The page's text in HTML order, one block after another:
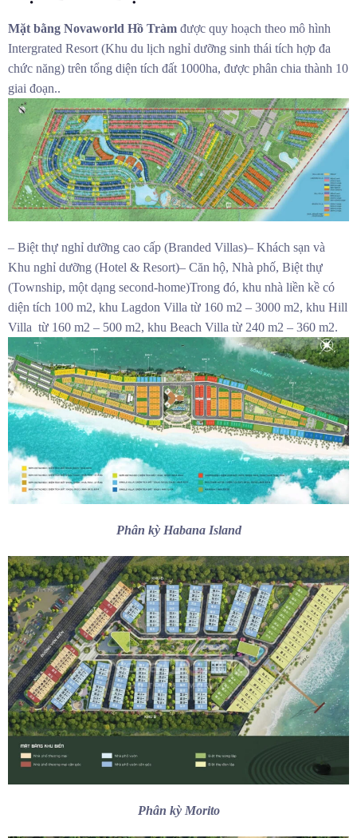
Mặt bằng Novaworld Hồ Tràm được quy hoạch theo mô hình
Intergrated Resort (Khu du lịch nghỉ dưỡng sinh thái tích hợp đa
chức năng) trên tổng diện tích đất 1000ha, được phân chia thành 10
giai đoạn..
– Biệt thự nghỉ dưỡng cao cấp (Branded Villas)– Khách sạn và
Khu nghỉ dưỡng (Hotel & Resort)– Căn hộ, Nhà phố, Biệt thự
(Township, một dạng second-home)Trong đó, khu nhà liền kề có
diện tích 100 m2, khu Lagdon Villa từ 160 m2 – 3000 m2, khu Hill
Villa từ 160 m2 – 500 m2, khu Beach Villa từ 240 m2 – 360 m2.
Phân kỳ Habana Island
Phân kỳ Morito